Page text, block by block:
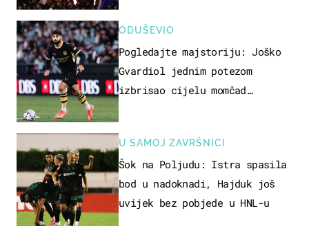
ODUŠEVIO
Pogledajte majstoriju: Joško
Gvardiol jednim potezom
izbrisao cijelu momčad
U SAMOJ ZAVRŠNICI
Šok na Poljudu: Istra spasila
bod u nadoknadi, Hajduk još
uvijek bez pobjede u HNL-u